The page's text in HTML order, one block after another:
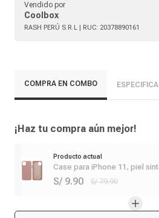
Vendido por
Coolbox
RASH PERÚ S.R.L | RUC: 20378890161
COMPRA EN COMBO
¡Haz tu compra aún mejor!
Producto actual
Case para iPhone 11, piel
choques, rosado
S/ 9.90 S/ 79.90